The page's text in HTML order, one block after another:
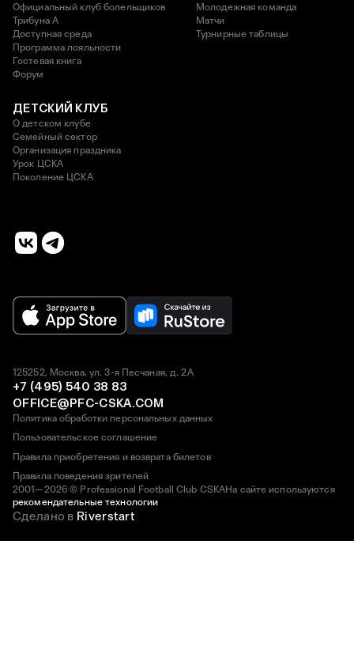
Официальный клуб болельщиков
Трибуна А
Доступная среда
Программа лояльности
Гостевая книга
Форум
Молодежная команда
Матчи
Турнирные таблицы
ДЕТСКИЙ КЛУБ
О детском клубе
Семейный сектор
Организация праздника
Урок ЦСКА
Поколение ЦСКА
2001—2026 © Professional Football Club CSKAНа сайте используются
рекомендательные технологии
125252, Москва, ул. 3-я Песчаная, д. 2А
+7 (495) 540 38 83
OFFICE@PFC-CSKA.COM
Политика обработки персональных данных
Пользовательское соглашение
Правила приобретения и возврата билетов
Правила поведения зрителей
Сделано в Riverstart